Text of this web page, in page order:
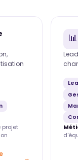
projet
📊